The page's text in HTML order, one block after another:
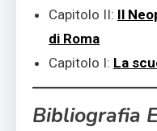
Capitolo II: Il
di Roma
Capitolo I: La
Bibliografia